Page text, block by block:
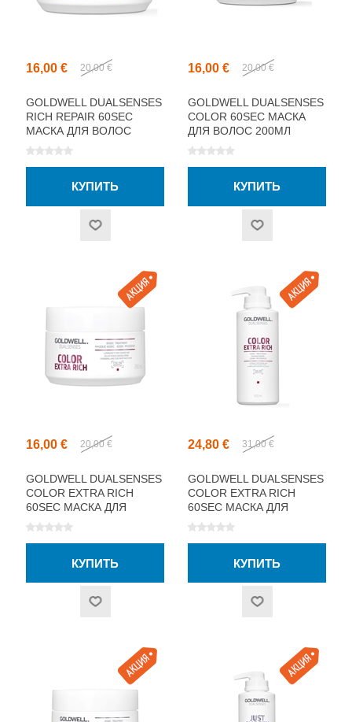
16,00 € 20,00 €
GOLDWELL DUALSENSES
RICH REPAIR 60SEC
МАСКА ДЛЯ ВОЛОС
200МЛ
16,00 € 20,00 €
GOLDWELL DUALSENSES
COLOR 60SEC МАСКА
ДЛЯ ВОЛОС 200МЛ
16,00 € 20,00 €
GOLDWELL DUALSENSES
COLOR EXTRA RICH
60SEC МАСКА ДЛЯ
ВОЛОС 200МЛ
24,80 € 31,00 €
GOLDWELL DUALSENSES
COLOR EXTRA RICH
60SEC МАСКА ДЛЯ
ВОЛОС 500МЛ